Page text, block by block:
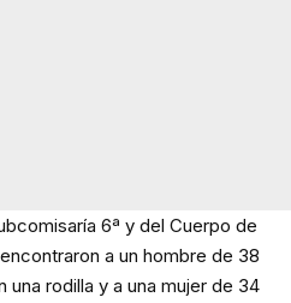
6ª y del Cuerpo de
a un hombre de 38
una rodilla y a una mujer de 34